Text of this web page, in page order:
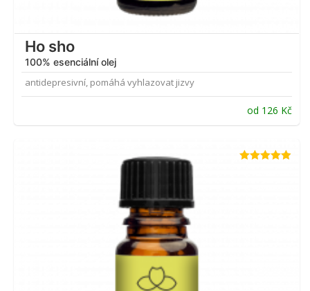
Ho sho
100% esenciální olej
antidepresivní, pomáhá vyhlazovat jizvy
od 126 Kč